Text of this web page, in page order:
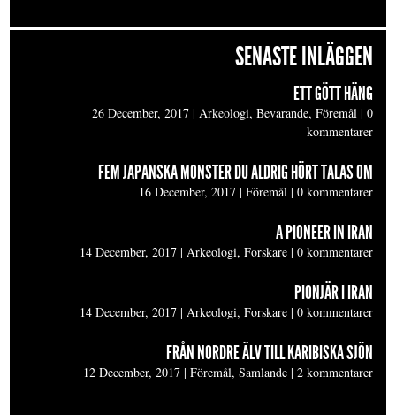
SENASTE INLÄGGEN
ETT GÖTT HÄNG
26 December, 2017 | Arkeologi, Bevarande, Föremål |0
kommentarer
FEM JAPANSKA MONSTER DU ALDRIG HÖRT TALAS OM
16 December, 2017 |Föremål |0 kommentarer
A PIONEER IN IRAN
14 December, 2017 | Arkeologi, Forskare |0 kommentarer
PIONJÄR I IRAN
14 December, 2017 | Arkeologi, Forskare |0 kommentarer
FRÅN NORDRE ÄLV TILL KARIBISKA SJÖN
12 December, 2017 |Föremål, Samlande |2 kommentarer